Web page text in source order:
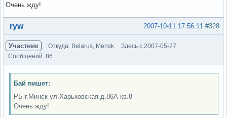
Очень жду!
Вне форума #328
2007-10-11 17:56:11
ryw
Участник Откуда: Belarus, Mensk
Здесь с 2007-05-27
Сообщений: 86
Бай пишет:
РБ г.Минск ул.Харьковская д.86А кв.8
Очень жду!